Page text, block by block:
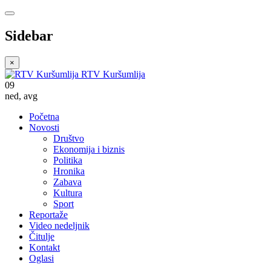
Sidebar
×
RTV Kuršumlija
09
ned, avg
Početna
Novosti
Društvo
Ekonomija i biznis
Politika
Hronika
Zabava
Kultura
Sport
Reportaže
Video nedeljnik
Čitulje
Kontakt
Oglasi